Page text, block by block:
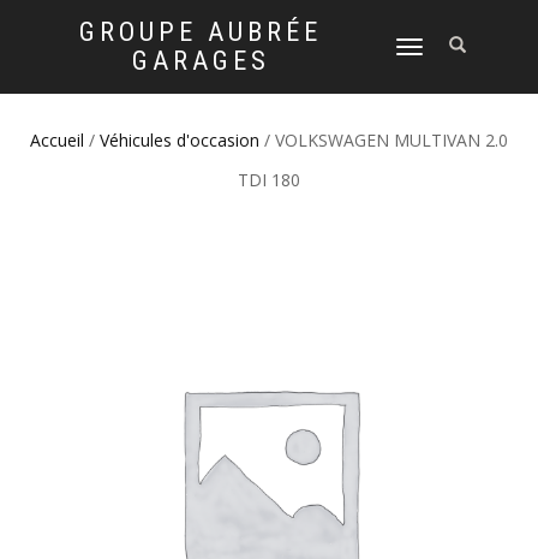
GROUPE AUBRÉE
GARAGES
DÉPLIER
NAVIGATION
Accueil / Véhicules d'occasion / VOLKSWAGEN MULTIVAN 2.0
TDI 180